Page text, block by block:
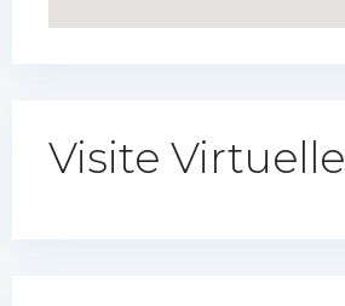
Visite Virtuelle